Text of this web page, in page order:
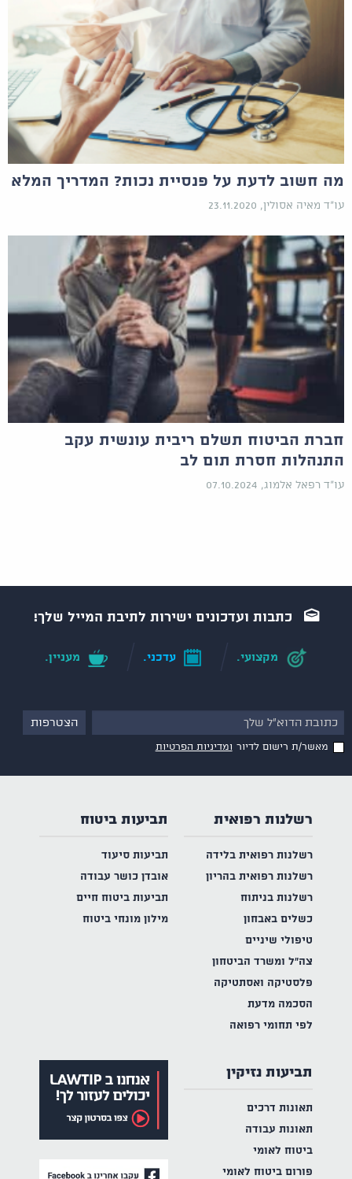
מה חשוב לדעת על פנסיית נכות? המדריך המלא
עו"ד מאיה אסולין, 23.11.2020
חברת הביטוח תשלם ריבית עונשית עקב
התנהלות חסרת תום לב
עו"ד רפאל אלמוג, 07.10.2024
כתבות ועדכונים ישירות לתיבת המייל שלך!
מקצועי. עדכני. מעניין.
מאשר/ת רישום לדיור ומדיניות הפרטיות
רשלנות רפואית
רשלנות רפואית בלידה
רשלנות רפואית בהריון
רשלנות בניתוח
כשלים באבחון
טיפולי שיניים
צה"ל ומשרד הביטחון
פלסטיקה ואסתטיקה
הסכמה מדעת
לפי תחומי רפואה
תביעות ביטוח
תביעות סיעוד
אובדן כושר עבודה
תביעות ביטוח חיים
מילון מונחי ביטוח
תביעות נזיקין
תאונות דרכים
תאונות עבודה
ביטוח לאומי
פורום ביטוח לאומי